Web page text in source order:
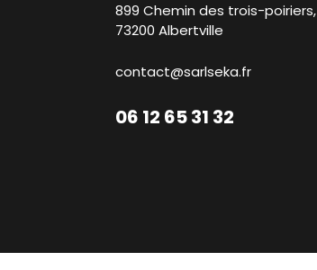
899 Chemin des trois-poiriers,
73200 Albertville
contact@sarlseka.fr
06 12 65 31 32